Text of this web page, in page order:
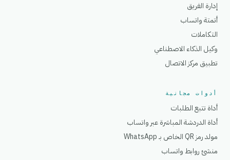
إدارة الفريق
أتمتة واتساب
التكاملات
وكيل الذكاء الاصطناعي
تطبيق مركز الاتصال
أدوات مجانية
أداة تتبع الطلبات
أداة الدردشة المباشرة عبر واتساب
مولد رمز QR الخاص بـ WhatsApp
منشئ روابط واتساب